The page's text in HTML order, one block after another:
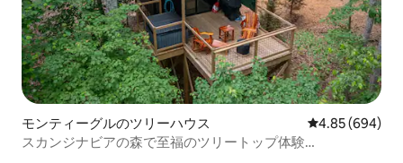
モンティーグルのツリーハウス レビュー694
4.85 (694)
スカンジナビアの森で至福のツリートップ体験